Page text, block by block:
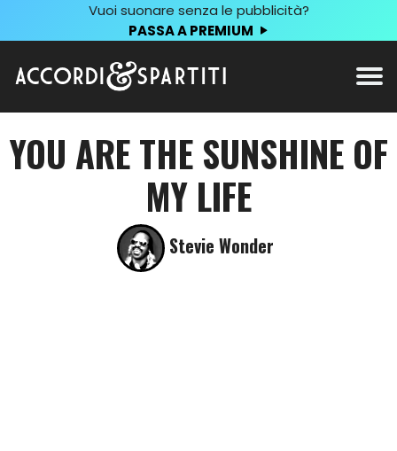
Vuoi suonare senza le pubblicità?
PASSA A PREMIUM
YOU ARE THE SUNSHINE OF
MY LIFE
Stevie Wonder